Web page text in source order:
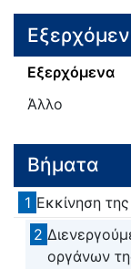
Εξερχόμενα
Άλλο
Βήματα
1 Εκκίνηση της
2
οργάνων